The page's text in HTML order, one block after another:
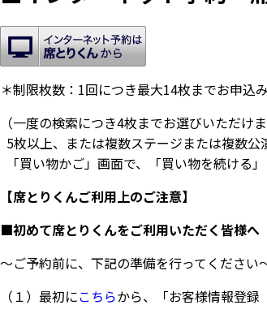
＊制限枚数：1回につき最大14枚までお申込
（一度の検索につき4枚までお選びいただけま
5枚以上、または複数ステージまたは複数公
「買い物かご」画面で、「買い物を続ける
【席とりくんご利用上のご注意】
■初めて席とりくんをご利用いただく皆様へ
～ご予約前に、下記の準備を行ってください
（１）最初にこちらから、「お客様情報登録